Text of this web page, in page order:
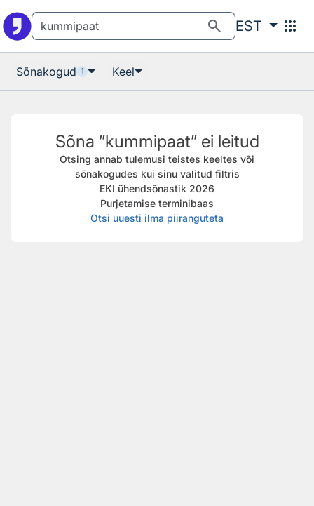
search EST apps
Sõnakogud 1 Keel
Sõna ”kummipaat” ei leitud
Otsing annab tulemusi teistes keeltes või
sõnakogudes kui sinu valitud filtris
EKI ühendsõnastik 2026
Purjetamise terminibaas
Otsi uuesti ilma piiranguteta